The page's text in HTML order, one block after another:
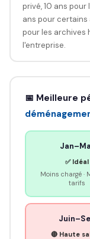
privé, 10 ans
ans pour
pour les archives
l'entreprise.
📅 Meilleure
✅ Idéal
Moins chargé ·
tarifs
🔴 Haute